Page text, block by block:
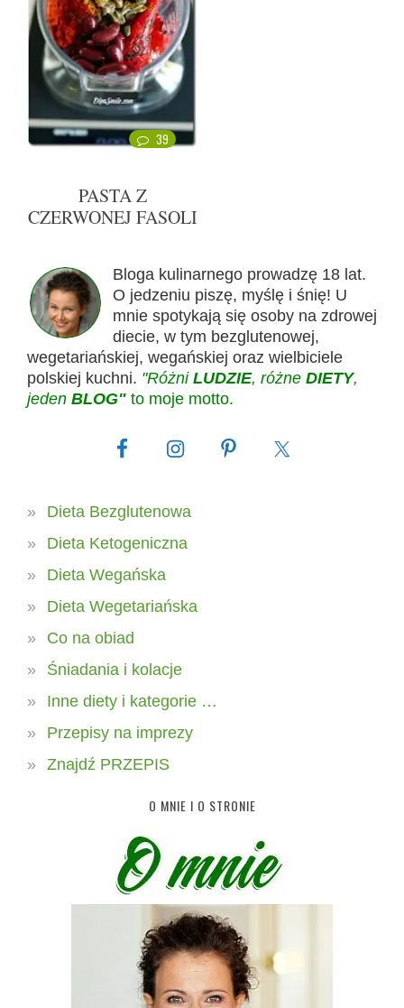
39
PASTA Z
CZERWONEJ FASOLI
Bloga kulinarnego prowadzę 18 lat.
O jedzeniu piszę, myślę i śnię! U
mnie spotykają się osoby na zdrowej
diecie, w tym bezglutenowej,
wegetariańskiej, wegańskiej oraz wielbiciele
polskiej kuchni. "Różni LUDZIE, różne DIETY,
jeden BLOG" to moje motto.
Dieta Bezglutenowa
Dieta Ketogeniczna
Dieta Wegańska
Dieta Wegetariańska
Co na obiad
Śniadania i kolacje
Inne diety i kategorie …
Przepisy na imprezy
Znajdź PRZEPIS
O MNIE I O STRONIE